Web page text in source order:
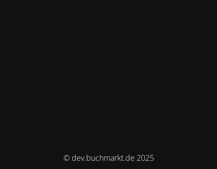
© dev.buchmarkt.de 2025